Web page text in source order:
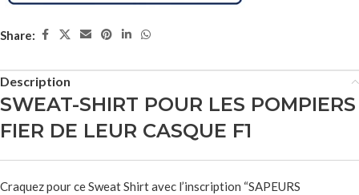
Share:
Description
SWEAT-SHIRT POUR LES POMPIERS
FIER DE LEUR CASQUE F1
Craquez pour ce Sweat Shirt avec l’inscription “SAPEURS